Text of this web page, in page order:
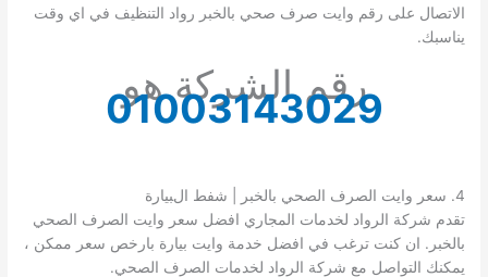
الاتصال على رقم وايت صرف صحي بالخبر رواد التنظيف في اي وقت
يناسبك.
رقم الشركة هو
01003143029
4. سعر وايت الصرف الصحي بالخبر | شفط البيارة
تقدم شركة الرواد لخدمات المجاري افضل سعر وايت الصرف الصحي
بالخبر. ان كنت ترغب في افضل خدمة وايت بيارة بارخص سعر ممكن ،
يمكنك التواصل مع شركة الرواد لخدمات الصرف الصحي.